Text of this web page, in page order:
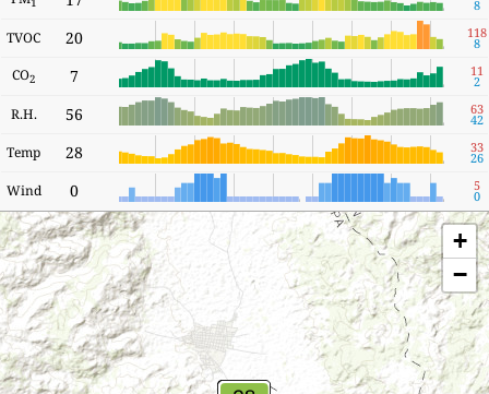
8
TVOC 20 118
8
CO2 7 11
2
R.H. 56 63
42
Temp 28 33
26
Wind 0 5
0
+
−